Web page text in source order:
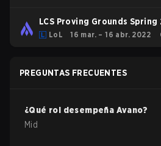
LCS Proving Grounds
LoL 16 mar. – 16 abr. 2022
PREGUNTAS FRECUENTES
¿Qué rol desempeña Avano?
Mid